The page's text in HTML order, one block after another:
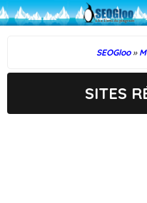
SEOGloo »
SITES